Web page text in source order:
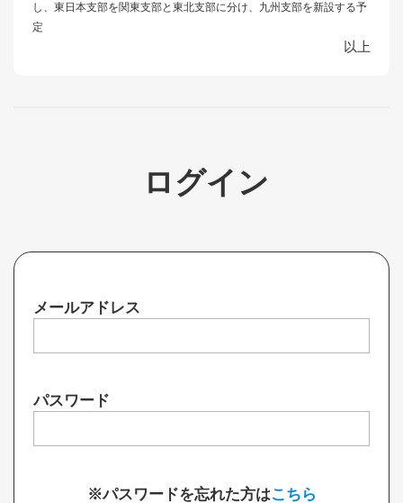
し、東日本支部を関東支部と東北支部に分け、九州支部を新設する予
定
以上
ログイン
メールアドレス
パスワード
※パスワードを忘れた方はこちら